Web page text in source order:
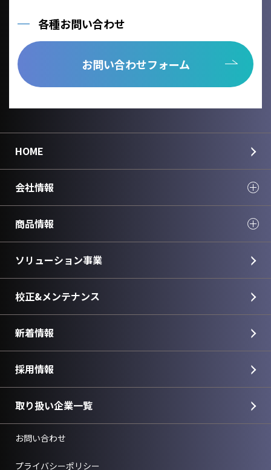
Cookie情報としましては、今後のより良い情報提供を目指す為の
個人情報のご入力は任意ですが、正しく入力されていない場合に
国華電機株式会社
各種お問い合わせ
お問い合わせフォーム
HOME
会社情報
商品情報
ソリューション事業
校正&メンテナンス
新着情報
採用情報
取り扱い企業一覧
お問い合わせ
プライバシーポリシー